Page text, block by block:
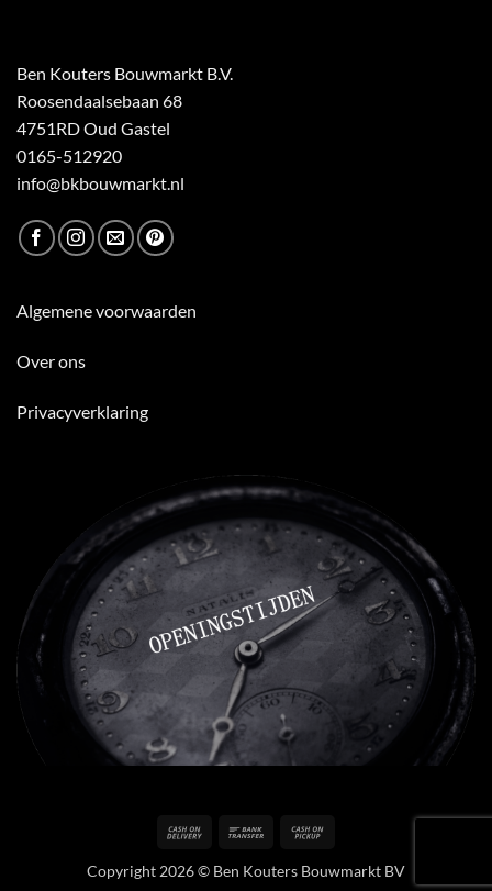
Ben Kouters Bouwmarkt B.V.
Roosendaalsebaan 68
4751RD Oud Gastel
0165-512920
info@bkbouwmarkt.nl
Algemene voorwaarden
Over ons
Privacyverklaring
Cash
Delivery
Bank
Pickup
Copyright 2026 © Ben Kouters Bouwmarkt BV